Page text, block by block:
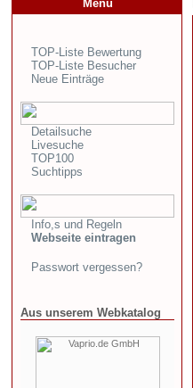
Menü
TOP-Liste Bewertung
TOP-Liste Besucher
Neue Einträge
Detailsuche
Livesuche
TOP100
Suchtipps
Info,s und Regeln
Webseite eintragen
Passwort vergessen?
Aus unserem Webkatalog